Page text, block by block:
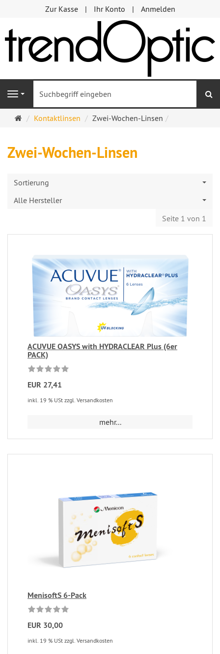
Zur Kasse Ihr Konto Anmelden
Navigation
Startseite
Kontaktlinsen Zwei-Wochen-Linsen
Zwei-Wochen-Linsen
Sortierung
Alle Hersteller
Seite 1 von 1
ACUVUE OASYS with HYDRACLEAR Plus (6er
PACK)
EUR 27,41
inkl. 19 % USt zzgl. Versandkosten
mehr...
MenisoftS 6-Pack
EUR 30,00
inkl. 19 % USt zzgl. Versandkosten